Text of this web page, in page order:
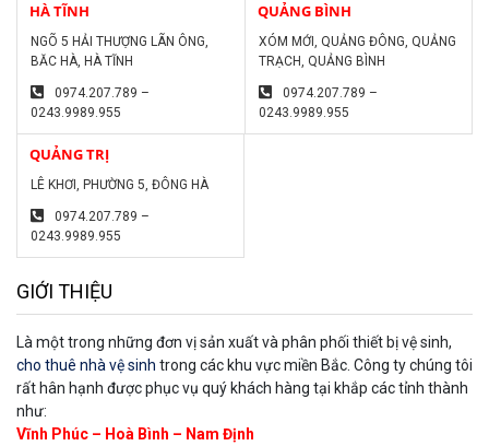
HÀ TĨNH
NGÕ 5 HẢI THƯỢNG LÃN ÔNG,
BĂC HÀ, HÀ TĨNH
0974.207.789 –
0243.9989.955
QUẢNG BÌNH
XÓM MỚI, QUẢNG ĐÔNG, QUẢNG
TRẠCH, QUẢNG BÌNH
0974.207.789 –
0243.9989.955
QUẢNG TRỊ
LÊ KHƠI, PHƯỜNG 5, ĐÔNG HÀ
0974.207.789 –
0243.9989.955
GIỚI THIỆU
Là một trong những đơn vị sản xuất và phân phối thiết bị vệ sinh,
cho thuê nhà vệ sinh trong các khu vực miền Bắc. Công ty chúng tôi
rất hân hạnh được phục vụ quý khách hàng tại khắp các tỉnh thành
như:
Vĩnh Phúc – Hoà Bình – Nam Định